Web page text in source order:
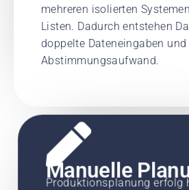
mehreren isolierten
Listen. Dadurch entstehen
doppelte Dateneingaben
Abstimmungsaufwand.
Manuelle
Produktionsplanung erfolg